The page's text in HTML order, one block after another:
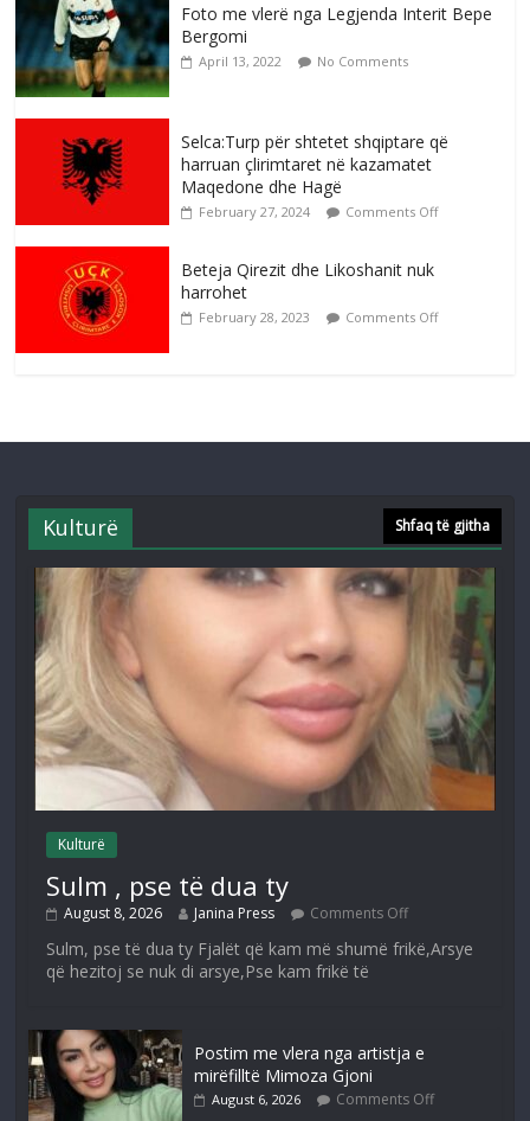
Foto me vlerë nga Legjenda Interit Bepe
Bergomi
April 13, 2022 No Comments
Selca:Turp për shtetet shqiptare që
harruan çlirimtaret në kazamatet
Maqedone dhe Hagë
February 27, 2024 Comments Off
Beteja Qirezit dhe Likoshanit nuk
harrohet
February 28, 2023 Comments Off
Kulturë Shfaq të gjitha
Kulturë
Sulm , pse të dua ty
August 8, 2026 Janina Press Comments Off
Sulm, pse të dua ty Fjalët që kam më shumë frikë,Arsye
që hezitoj se nuk di arsye,Pse kam frikë të
Postim me vlera nga artistja e
mirëfilltë Mimoza Gjoni
August 6, 2026 Comments Off